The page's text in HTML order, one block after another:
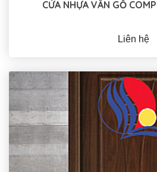
CỬA NHỰA VÂN GỖ
Liên hệ